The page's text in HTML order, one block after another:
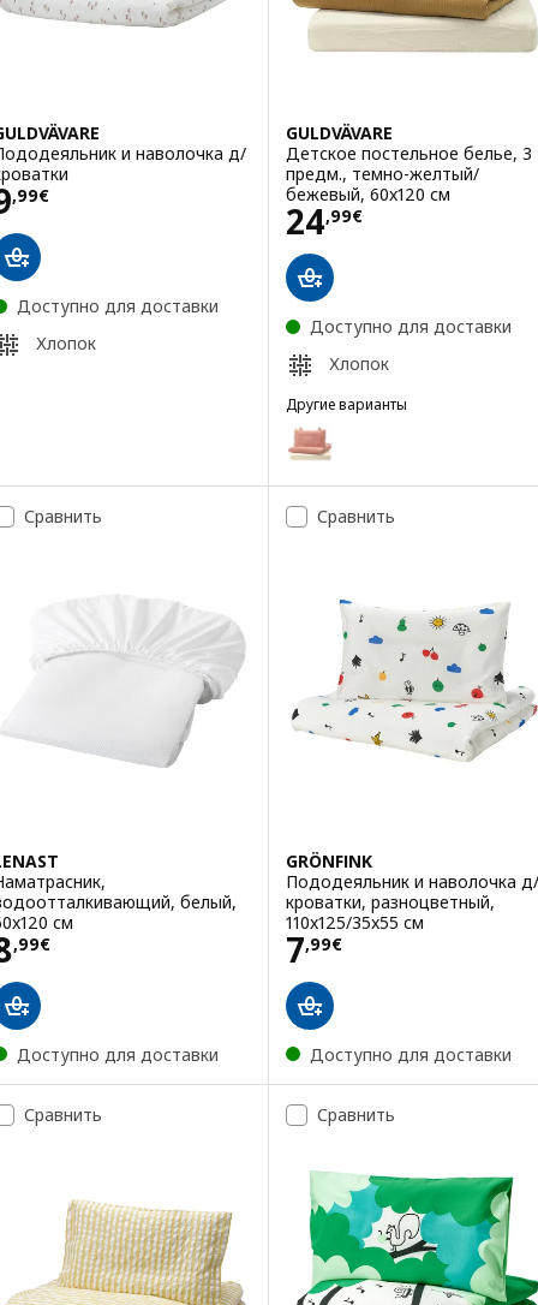
и наволочка д/
,99€ 9,99€
Доступно для доставки
Хлопок
GULDVÄVARE
Детское постельное белье, 3
предм., темно-желтый/
бежевый, 60x120 см
24,99€
Цена 24,99€
Доступно для доставки
Хлопок
Другие варианты
GULDVÄVARE
Вариант: GULDVÄVARE,
Сравнить
белый,
см
,99€ 8,99€
Доступно для доставки
Сравнить
GRÖNFINK
Пододеяльник и наволочка д/
кроватки, разноцветный,
110x125/35x55 см
7,99€
Цена 7,99€
Доступно для доставки
Сравнить Сравнить